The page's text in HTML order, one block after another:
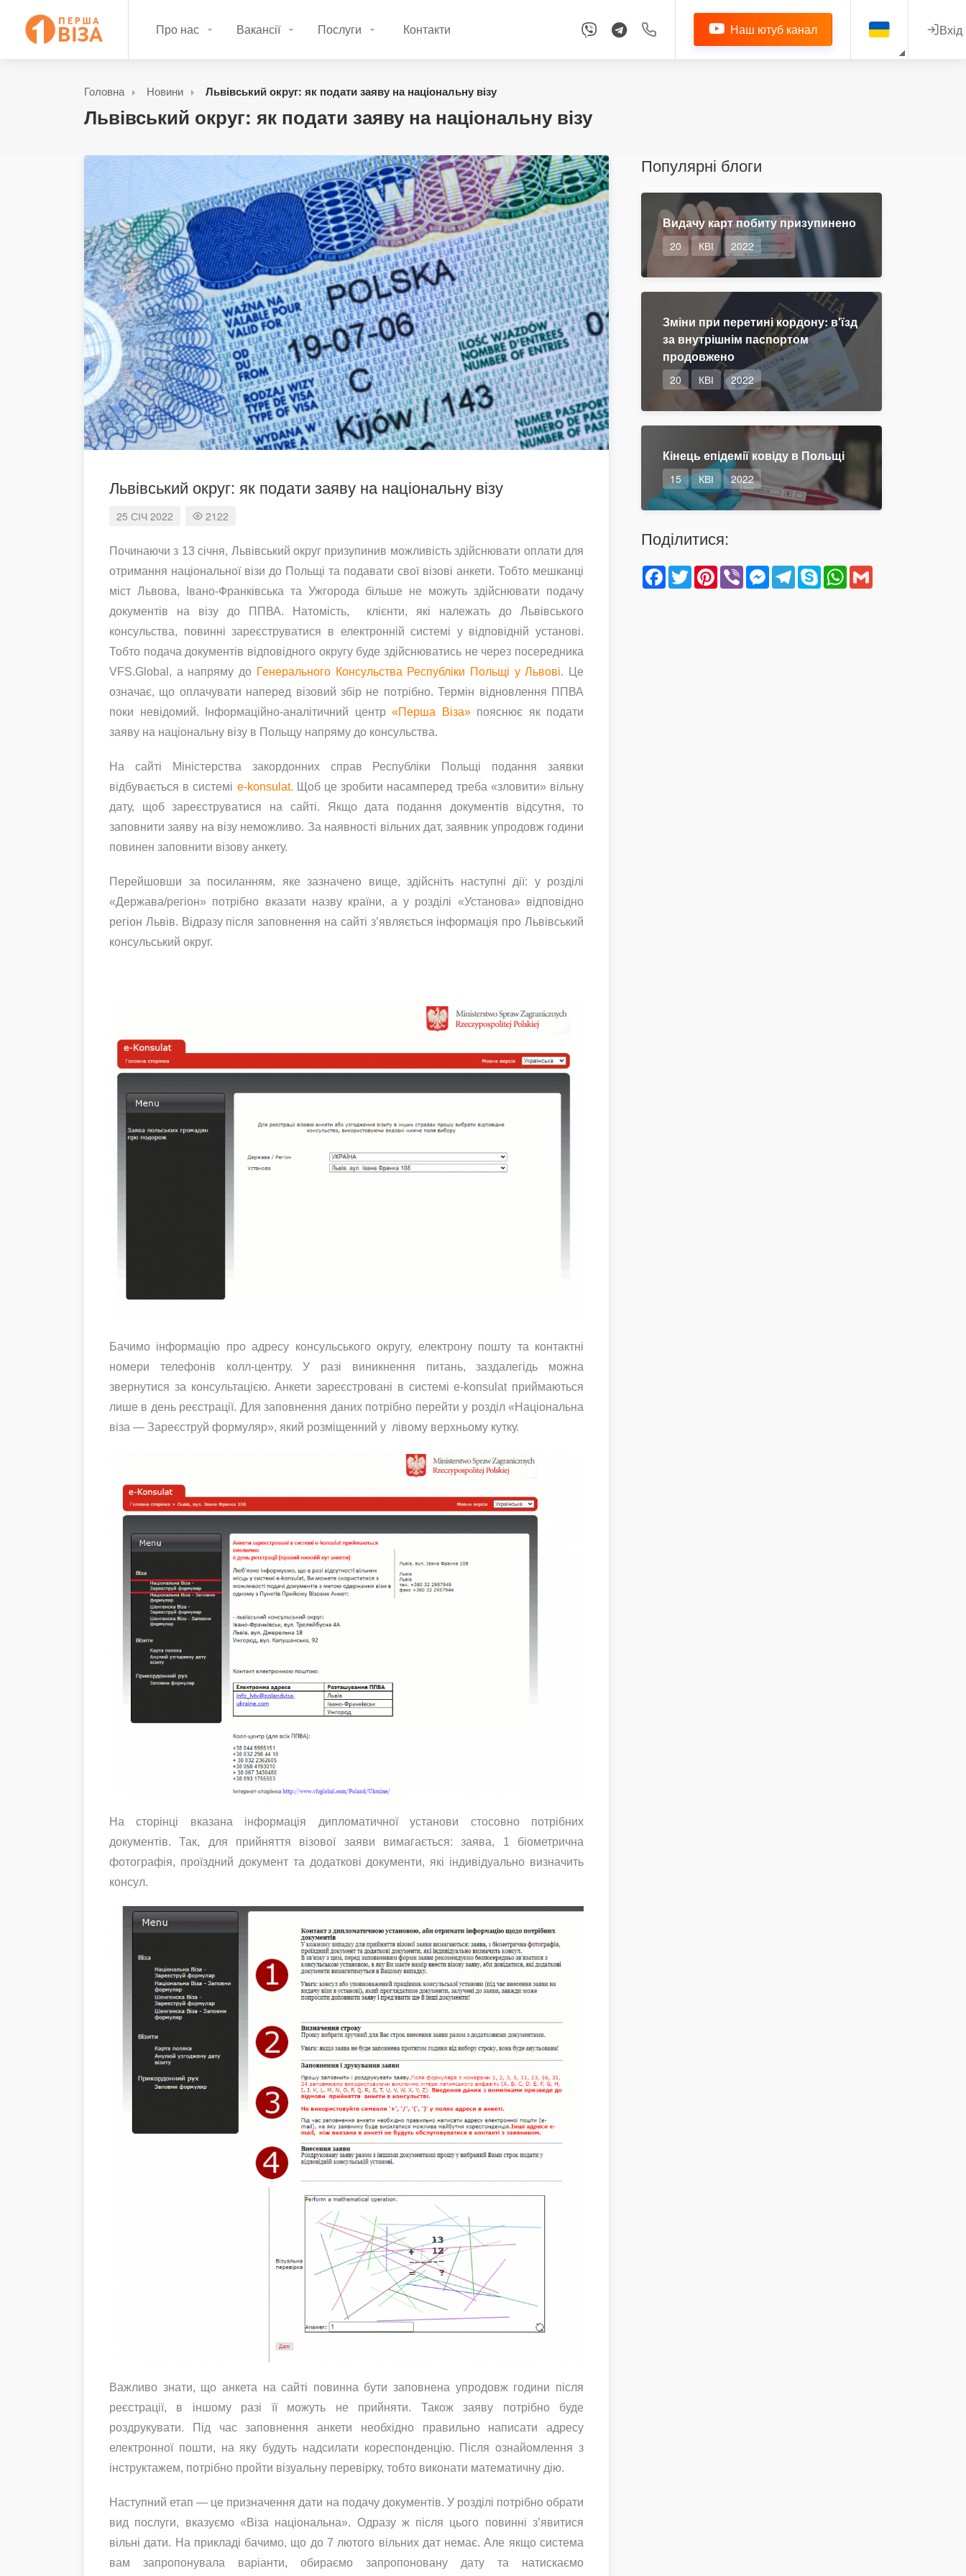
Про нас Вакансії Послуги Контакти Наш ютуб канал Вхід
Головна Новини Львівський округ: як подати заяву на національну візу
Львівський округ: як подати заяву на національну візу
Львівський округ: як подати заяву на національну візу
25 СІЧ 2022 2122
Починаючи з 13 січня, Львівський округ призупинив можливість здійснювати оплати для
отримання національної візи до Польщі та подавати свої візові анкети. Тобто мешканці
міст Львова, Івано-Франківська та Ужгорода більше не можуть здійснювати подачу
документів на візу до ППВА. Натомість, клієнти, які належать до Львівського
консульства, повинні зареєструватися в електронній системі у відповідній установі.
Тобто подача документів відповідного округу буде здійснюватись не через посередника
VFS.Global, а напряму до Генерального Консульства Республіки Польщі у Львові. Це
означає, що оплачувати наперед візовий збір не потрібно. Термін відновлення ППВА
поки невідомий. Інформаційно-аналітичний центр «Перша Віза»пояснює як подати
заяву на національну візу в Польщу напряму до консульства.
На сайті Міністерства закордонних справ Республіки Польщі подання заявки
відбувається в системі e-konsulat. Щоб це зробити насамперед треба «зловити» вільну
дату, щоб зареєструватися на сайті. Якщо дата подання документів відсутня, то
заповнити заяву на візу неможливо. За наявності вільних дат, заявник упродовж години
повинен заповнити візову анкету.
Перейшовши за посиланням, яке зазначено вище, здійсніть наступні дії: у розділі
«Держава/регіон» потрібно вказати назву країни, а у розділі «Установа» відповідно
регіон Львів. Відразу після заповнення на сайті з’являється інформація про Львівський
консульський округ.
Бачимо інформацію про адресу консульського округу, електрону пошту та контактні
номери телефонів колл-центру. У разі виникнення питань, заздалегідь можна
звернутися за консультацією. Анкети зареєстровані в системі e-konsulat приймаються
лише в день реєстрації. Для заповнення даних потрібно перейти у розділ «Національна
віза — Зареєструй формуляр», який розміщенний у лівому верхньому кутку.
На сторінці вказана інформація дипломатичної установи стосовно потрібних
документів. Так, для прийняття візової заяви вимагається: заява, 1 біометрична
фотографія, проїздний документ та додаткові документи, які індивідуально визначить
консул.
Важливо знати, що анкета на сайті повинна бути заповнена упродовж години після
реєстрації, в іншому разі її можуть не прийняти. Також заяву потрібно буде
роздрукувати. Під час заповнення анкети необхідно правильно написати адресу
електронної пошти, на яку будуть надсилати кореспонденцію. Після ознайомлення з
інструктажем, потрібно пройти візуальну перевірку, тобто виконати математичну дію.
Наступний етап — це призначення дати на подачу документів. У розділі потрібно обрати
вид послуги, вказуємо «Віза національна». Одразу ж після цього повинні з’явитися
вільні дати. На прикладі бачимо, що до 7 лютого вільних дат немає. Але якщо система
вам запропонувала варіанти, обираємо запропоновану дату та натискаємо
Популярні блоги
Видачу карт побиту призупинено
20 КВІ 2022
Зміни при перетині кордону: в'їзд
за внутрішнім паспортом
продовжено
20 КВІ 2022
Кінець епідемії ковіду в Польщі
15 КВІ 2022
Поділитися:
Facebook
TwitterPinterest
ViberMessenger
Telegram
SkypeWhatsApp